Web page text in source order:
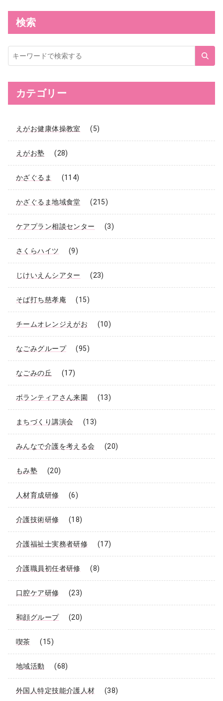
検索
サ
イ
ト
検
カテゴリー
えがお健康体操教室 (5)
えがお塾 (28)
かざぐるま (114)
かざぐるま地域食堂 (215)
ケアプラン相談センター (3)
さくらハイツ (9)
じけいえんシアター (23)
そば打ち慈孝庵 (15)
チームオレンジえがお (10)
なごみグループ (95)
なごみの丘 (17)
ボランティアさん来園 (13)
まちづくり講演会 (13)
みんなで介護を考える会 (20)
もみ塾 (20)
人材育成研修 (6)
介護技術研修 (18)
介護福祉士実務者研修 (17)
介護職員初任者研修 (8)
口腔ケア研修 (23)
和顔グループ (20)
喫茶 (15)
地域活動 (68)
外国人特定技能介護人材 (38)